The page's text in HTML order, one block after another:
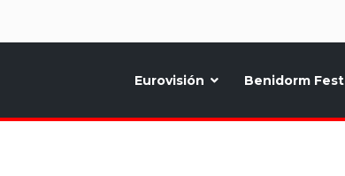
Eurovisión Benidorm Fest